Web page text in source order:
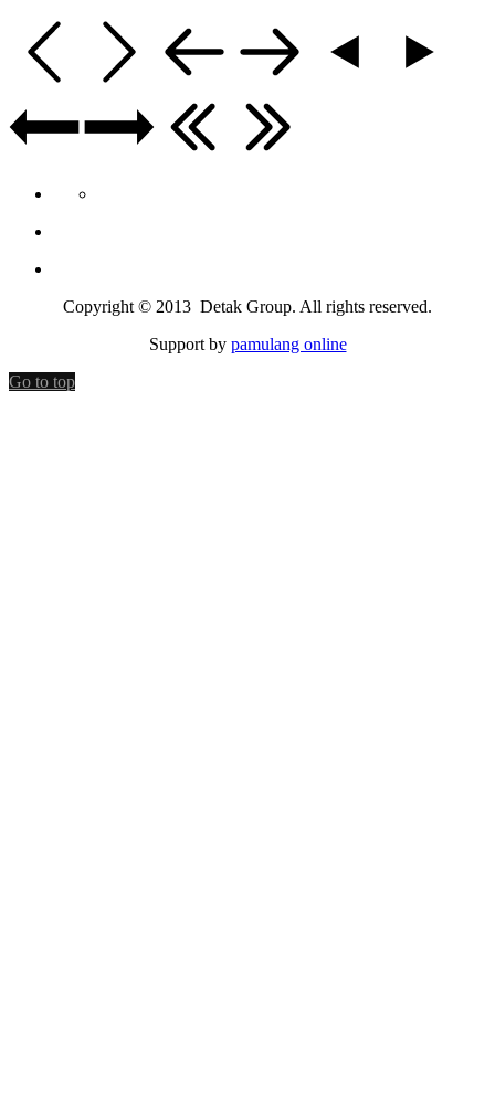
Copyright © 2013 Detak Group. All rights reserved.
Support by pamulang online
Go to top